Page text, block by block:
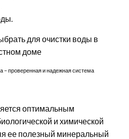
– проверенная и надежная система
оптимальным
и химической
ее полезный минеральный